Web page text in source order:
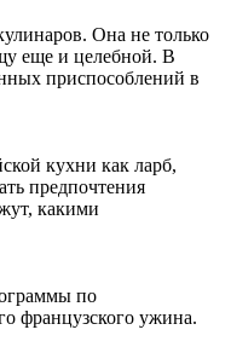
Она не только
еще и целебной. В
приспособлений в
кухни как ларб,
предпочтения
какими
по
французского ужина.